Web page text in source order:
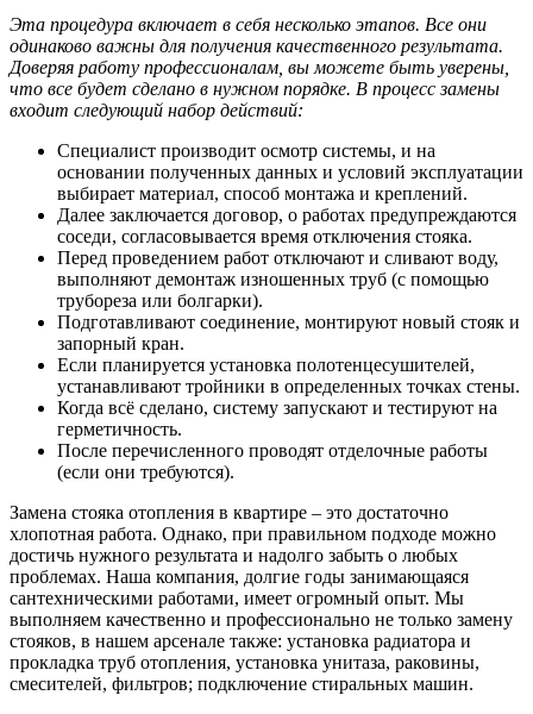
Эта процедура включает в себя несколько этапов. Все они
одинаково важны для получения качественного результата.
Доверяя работу профессионалам, вы можете быть уверены,
что все будет сделано в нужном порядке. В процесс замены
входит следующий набор действий:
Специалист производит осмотр системы, и на
основании полученных данных и условий эксплуатации
выбирает материал, способ монтажа и креплений.
Далее заключается договор, о работах предупреждаются
соседи, согласовывается время отключения стояка.
Перед проведением работ отключают и сливают воду,
выполняют демонтаж изношенных труб (с помощью
трубореза или болгарки).
Подготавливают соединение, монтируют новый стояк и
запорный кран.
Если планируется установка полотенцесушителей,
устанавливают тройники в определенных точках стены.
Когда всё сделано, систему запускают и тестируют на
герметичность.
После перечисленного проводят отделочные работы
(если они требуются).
Замена стояка отопления в квартире – это достаточно
хлопотная работа. Однако, при правильном подходе можно
достичь нужного результата и надолго забыть о любых
проблемах. Наша компания, долгие годы занимающаяся
сантехническими работами, имеет огромный опыт. Мы
выполняем качественно и профессионально не только замену
стояков, в нашем арсенале также: установка радиатора и
прокладка труб отопления, установка унитаза, раковины,
смесителей, фильтров; подключение стиральных машин.